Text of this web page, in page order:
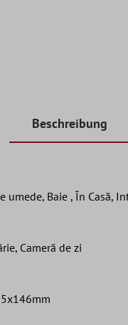
Beschreibung
Baie , În Casă,
Cameră de zi